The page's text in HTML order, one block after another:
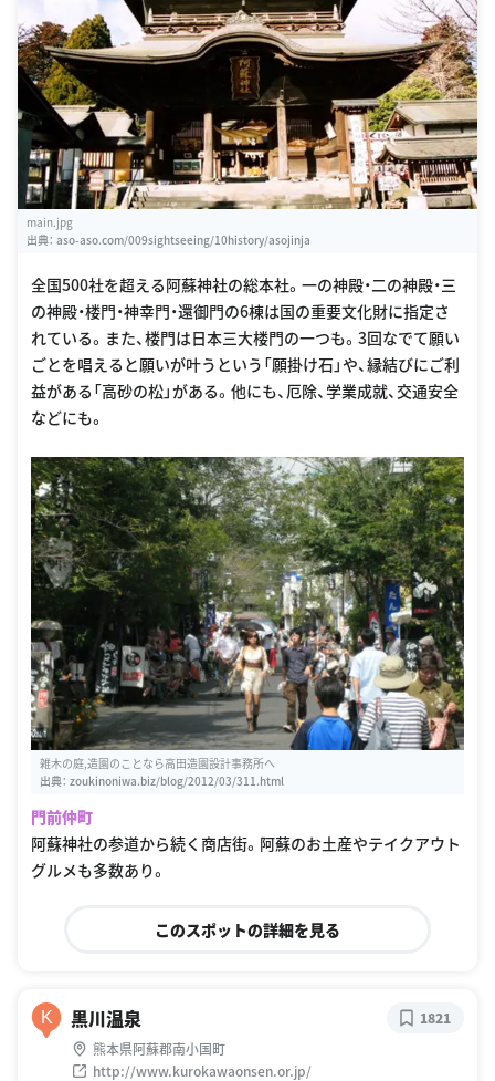
main.jpg
出典： aso-aso.com/009sightseeing/10history/asojinja
全国500社を超える阿蘇神社の総本社。一の神殿・二の神殿・三
の神殿・楼門・神幸門・還御門の6棟は国の重要文化財に指定さ
れている。また、楼門は日本三大楼門の一つも。3回なでて願い
ごとを唱えると願いが叶うという「願掛け石」や、縁結びにご利
益がある「高砂の松」がある。他にも、厄除、学業成就、交通安全
などにも。
雑木の庭,造園のことなら高田造園設計事務所へ
出典： zoukinoniwa.biz/blog/2012/03/311.html
門前仲町
阿蘇神社の参道から続く商店街。阿蘇のお土産やテイクアウト
グルメも多数あり。
このスポットの詳細を見る
K 黒川温泉
熊本県阿蘇郡南小国町
http://www.kurokawaonsen.or.jp/
1821